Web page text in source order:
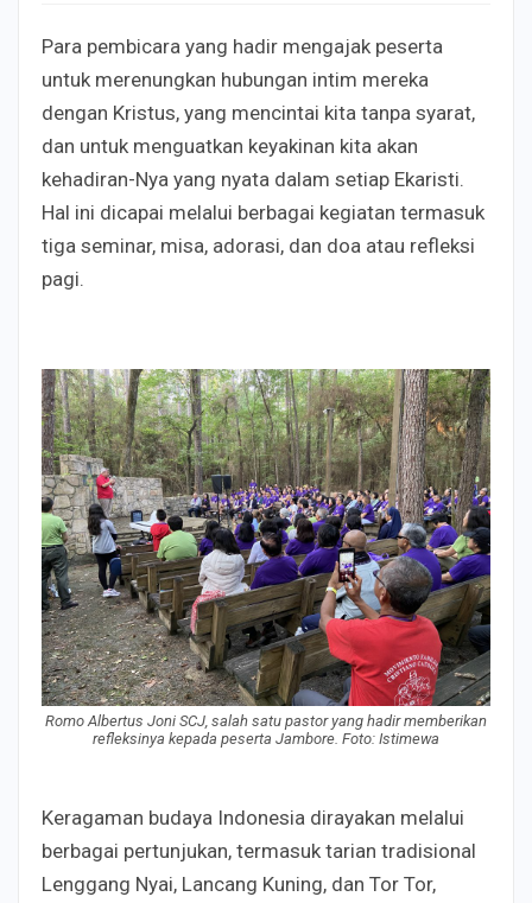
Para pembicara yang hadir mengajak peserta
untuk merenungkan hubungan intim mereka
dengan Kristus, yang mencintai kita tanpa syarat,
dan untuk menguatkan keyakinan kita akan
kehadiran-Nya yang nyata dalam setiap Ekaristi.
Hal ini dicapai melalui berbagai kegiatan termasuk
tiga seminar, misa, adorasi, dan doa atau refleksi
pagi.
Romo Albertus Joni SCJ, salah satu pastor yang hadir memberikan
refleksinya kepada peserta Jambore. Foto: Istimewa
Keragaman budaya Indonesia dirayakan melalui
berbagai pertunjukan, termasuk tarian tradisional
Lenggang Nyai, Lancang Kuning, dan Tor Tor,